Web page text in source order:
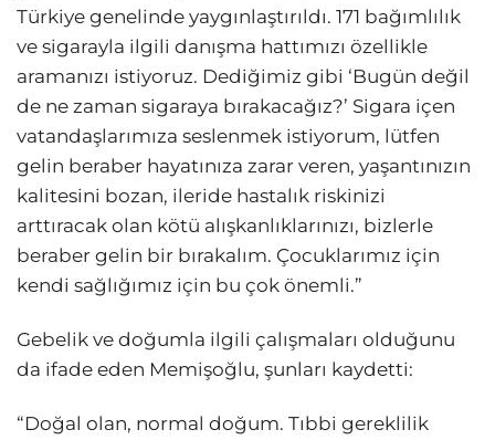
Türkiye genelinde yaygınlaştırıldı. 171 bağımlılık
ve sigarayla ilgili danışma hattımızı özellikle
aramanızı istiyoruz. Dediğimiz gibi ‘Bugün değil
de ne zaman sigaraya bırakacağız?’ Sigara içen
vatandaşlarımıza seslenmek istiyorum, lütfen
gelin beraber hayatınıza zarar veren, yaşantınızın
kalitesini bozan, ileride hastalık riskinizi
arttıracak olan kötü alışkanlıklarınızı, bizlerle
beraber gelin bir bırakalım. Çocuklarımız için
kendi sağlığımız için bu çok önemli.”
Gebelik ve doğumla ilgili çalışmaları olduğunu
da ifade eden Memişoğlu, şunları kaydetti:
“Doğal olan, normal doğum. Tıbbi gereklilik